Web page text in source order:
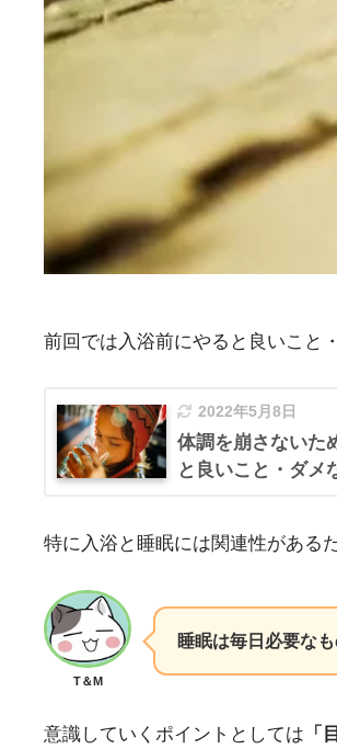
前回では入浴前にやると良いこと
2022年5月8日
体調を崩さないた
と良いこと・ダメ
特に入浴と睡眠には関連性がある
T＆M
睡眠は毎日必要な
意識していくポイントとしては 「